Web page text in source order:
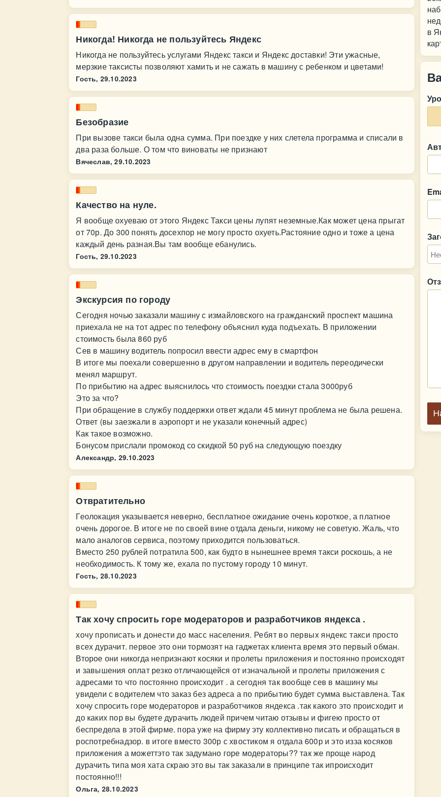
Никогда! Никогда не пользуйтесь Яндекс
Никогда не пользуйтесь услугами Яндекс такси и Яндекс доставки! Эти ужасные,
мерзкие таксисты позволяют хамить и не сажать в машину с ребенком и цветами!
Гость, 29.10.2023
Безобразие
При вызове такси была одна сумма. При поездке у них слетела программа и списали в
два раза больше. О том что виноваты не признают
Вячеслав, 29.10.2023
Качество на нуле.
Я вообще охуеваю от этого Яндекс Такси цены лупят неземные.Как может цена прыгат
от 70р. До 300 понять досехпор не могу просто охуеть.Растояние одно и тоже а цена
каждый день разная.Вы там вообще ебанулись.
Гость, 29.10.2023
Экскурсия по городу
Сегодня ночью заказали машину с измайловского на гражданский проспект машина
приехала не на тот адрес по телефону объяснил куда подъехать. В приложении
стоимость была 860 руб
Сев в машину водитель попросил ввести адрес ему в смартфон
В итоге мы поехали совершенно в другом направлении и водитель переодически
менял маршрут.
По прибытию на адрес выяснилось что стоимость поездки стала 3000руб
Это за что?
При обращение в службу поддержки ответ ждали 45 минут проблема не была решена.
Ответ (вы заезжали в аэропорт и не указали конечный адрес)
Как такое возможно.
Бонусом прислали промокод со скидкой 50 руб на следующую поездку
Александр, 29.10.2023
Отвратительно
Геолокация указывается неверно, бесплатное ожидание очень короткое, а платное
очень дорогое. В итоге не по своей вине отдала деньги, никому не советую. Жаль, что
мало аналогов сервиса, поэтому приходится пользоваться.
Вместо 250 рублей потратила 500, как будто в нынешнее время такси роскошь, а не
необходимость. К тому же, ехала по пустому городу 10 минут.
Гость, 28.10.2023
Так хочу спросить горе модераторов и разработчиков яндекса .
хочу прописать и донести до масс населения. Ребят во первых яндекс такси просто
всех дурачит. первое это они тормозят на гаджетах клиента время это первый обман.
Второе они никогда непризнают косяки и пролеты приложения и постоянно происходят
и завышения оплат резко отличающейся от изначальной и пролеты приложения с
адресами то что постоянно происходит . а сегодня так вообще сев в машину мы
увидели с водителем что заказ без адреса а по прибытию будет сумма выставлена. Так
хочу спросить горе модераторов и разработчиков яндекса .так какого это происходит и
до каких пор вы будете дурачить людей причем читаю отзывы и фигею просто от
беспредела в этой фирме. пора уже на фирму эту коллективно писать и обращаться в
роспотребнадзор. в итоге вместо 300р с хвостиком я отдала 600р и это изза косяков
приложения а можеттэто так задумано горе модераторы?? так же проще народ
дурачить типа моя хата скраю это вы так заказали в принципе так ипроисходит
постоянно!!!
Ольга, 28.10.2023
в